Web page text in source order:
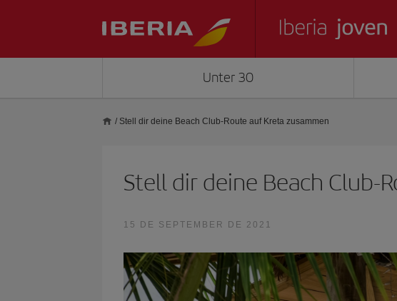
Unter 30
/ Stell dir deine Beach Club-Route auf Kreta zusammen
Stell dir deine Beach Club-
15 DE SEPTEMBER DE 2021